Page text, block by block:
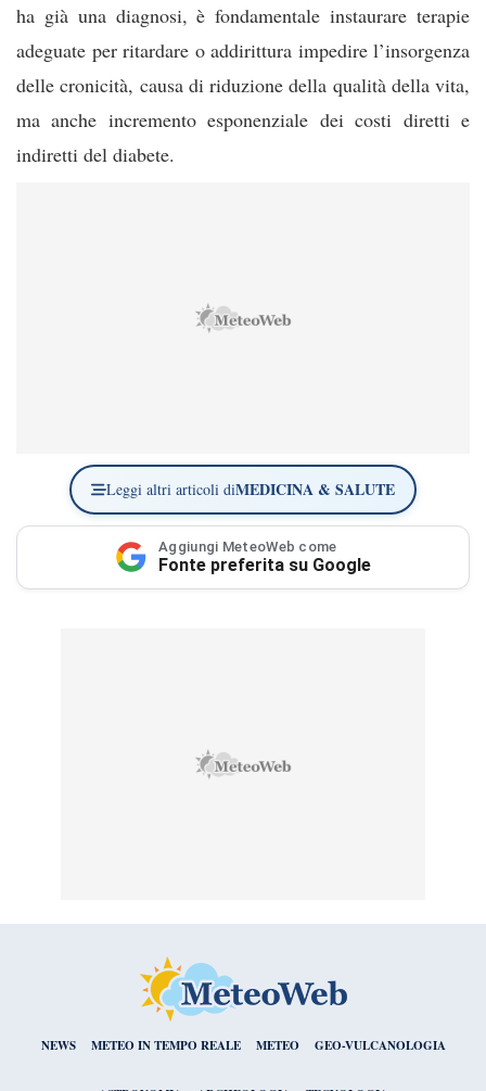
ha già una diagnosi, è fondamentale instaurare terapie
adeguate per ritardare o addirittura impedire l’insorgenza
delle cronicità, causa di riduzione della qualità della vita,
ma anche incremento esponenziale dei costi diretti e
indiretti del diabete.
Leggi altri articoli diMEDICINA & SALUTE
Aggiungi MeteoWeb come
Fonte preferita su Google
NEWS METEO IN TEMPO REALE METEO GEO-VULCANOLOGIA